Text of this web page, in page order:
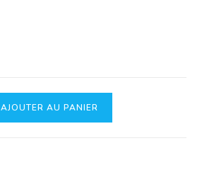
AJOUTER AU PANIER